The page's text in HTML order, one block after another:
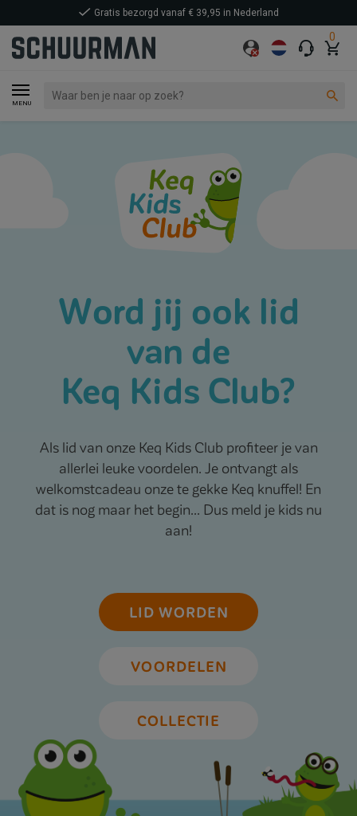
0
MENU
Gratis bezorgd vanaf € 39,95 in Nederland
Word jij ook lid
van de
Keq Kids Club?
Als lid van onze Keq Kids Club profiteer je van
allerlei leuke voordelen. Je ontvangt als
welkomstcadeau onze te gekke Keq knuffel! En
dat is nog maar het begin... Dus meld je kids nu
aan!
LID WORDEN
VOORDELEN
COLLECTIE